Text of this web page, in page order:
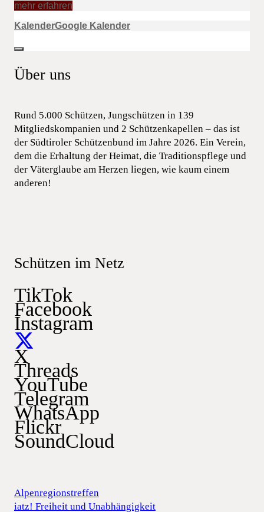
mehr erfahren
KalenderGoogle Kalender
Über uns
Rund 5.000 Schützen, Jungschützen in 139
Mitgliedskompanien und 2 Schützenkapellen – das ist
der Südtiroler Schützenbund im Jahre 2026. Ein Verein,
dem die Erhaltung der Heimat, die Traditionspflege und
der Väterglaube am Herzen liegen, wie kaum einem
anderen!
Schützen im Netz
TikTok
Facebook
Instagram
X
Threads
YouTube
Telegram
WhatsApp
Flickr
SoundCloud
Alpenregionstreffen
iatz! Freiheit und Unabhängigkeit